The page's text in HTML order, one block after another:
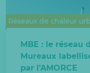
Réseaux de chaleur
MBE : le réseau
Mureaux
par l’AMORCE